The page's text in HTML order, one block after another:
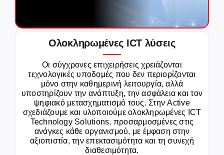
Ολοκληρωμένες ICT λύσεις
Οι σύγχρονες επιχειρήσεις χρειάζονται
τεχνολογικές υποδομές που δεν περιορίζονται
μόνο στην καθημερινή λειτουργία, αλλά
υποστηρίζουν την ανάπτυξη, την ασφάλεια και τον
ψηφιακό μετασχηματισμό τους. Στην Active
σχεδιάζουμε και υλοποιούμε ολοκληρωμένες ICT
Technology Solutions, προσαρμοσμένες στις
ανάγκες κάθε οργανισμού, με έμφαση στην
αξιοπιστία, την επεκτασιμότητα και τη συνεχή
διαθεσιμότητα.